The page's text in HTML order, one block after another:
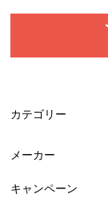
カテゴリー
メーカー
キャンペーン